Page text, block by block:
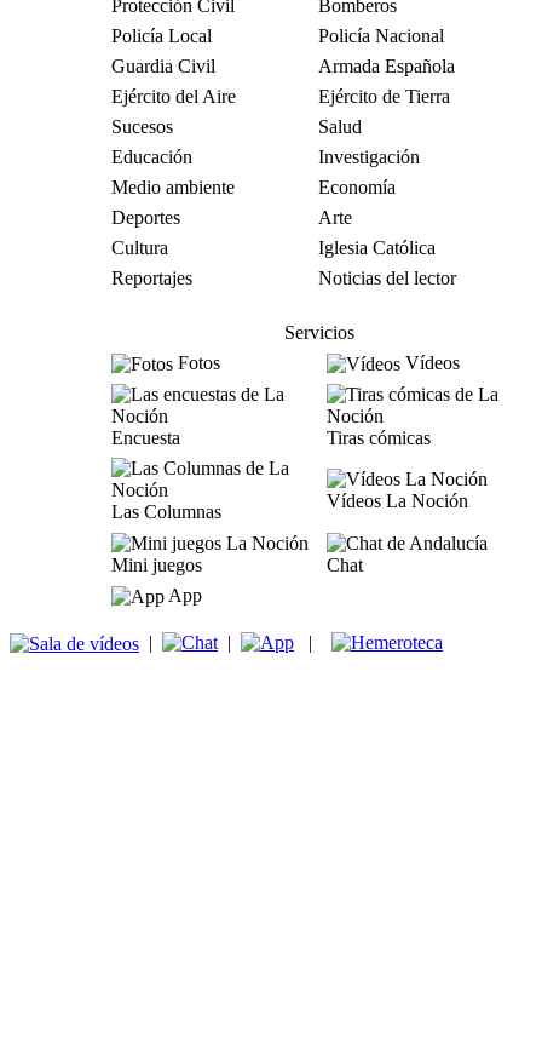
Protección Civil
Bomberos
Policía Local
Policía Nacional
Guardia Civil
Armada Española
Ejército del Aire
Ejército de Tierra
Sucesos
Salud
Educación
Investigación
Medio ambiente
Economía
Deportes
Arte
Cultura
Iglesia Católica
Reportajes
Noticias del lector
Servicios
Fotos
Vídeos
Encuesta Tiras cómicas
Las Columnas
Vídeos La Noción
Mini juegos
Chat
App
| | |